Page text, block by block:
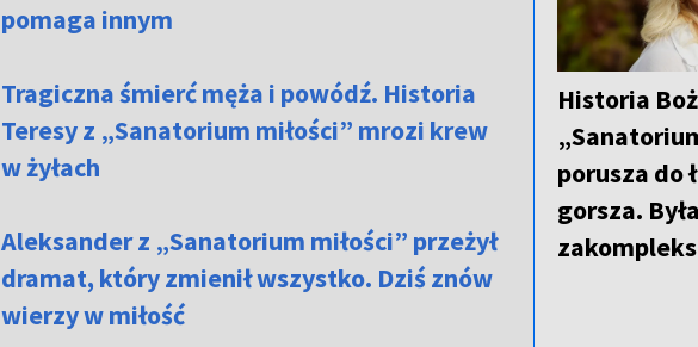
Historia
porusza do
gorsza.
pomaga innym
Tragiczna śmierć męża i powódź. Historia
Teresy z „Sanatorium miłości” mrozi krew
w żyłach
Aleksander z „Sanatorium miłości” przeżył
dramat, który zmienił wszystko. Dziś znów
wierzy w miłość